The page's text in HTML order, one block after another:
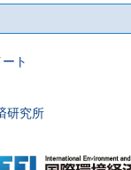
ト
研究所